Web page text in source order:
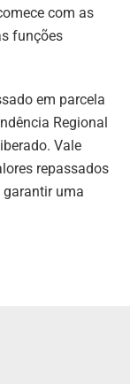
com as
funções
em parcela
Regional
Vale
repassados
garantir uma